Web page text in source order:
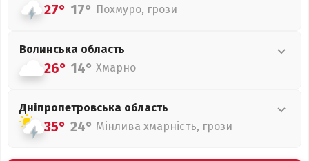
27° 17° Похмуро, грози
Волинська область
26° 14° Хмарно
Дніпропетровська область
35° 24° Мінлива хмарність, грози